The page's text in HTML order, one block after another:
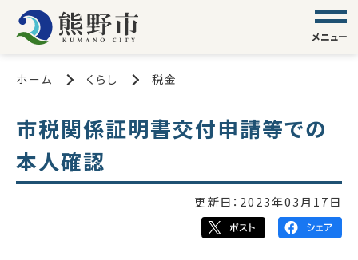
メニュー
ホーム くらし 税金
市税関係証明書交付申請等での
本人確認
更新日： 2023年03月17日